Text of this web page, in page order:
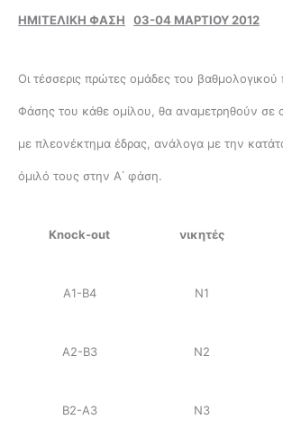
ΗΜΙΤΕΛΙΚΗ ΦΑΣΗ 03-04 ΜΑΡΤΙΟΥ 2012
Οι τέσσερις πρώτες ομάδες του βαθμολογικού
Φάσης του κάθε ομίλου, θα αναμετρηθούν
με πλεονέκτημα έδρας, ανάλογα με την
όμιλό τους στην Α΄ φάση.
Knock-out νικητές
Α1-Β4 Ν1
Α2-Β3 Ν2
Β2-Α3 Ν3